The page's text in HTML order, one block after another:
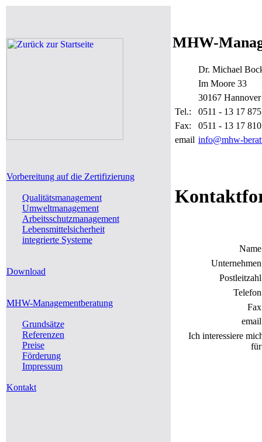
Vorbereitung auf die Zertifizierung
Qualitätsmanagement
Umweltmanagement
Arbeitsschutzmanagement
Lebensmittelsicherheit
integrierte Systeme
Download
MHW-Managementberatung
Grundsätze
Referenzen
Preise
Förderung
Impressum
Kontakt
MHW-
Dr. Michael
Im Moore 33
30167 Hannover
Tel.:
0511 - 13 17 875
Fax:
0511 - 13 17 810
email info@mhw-
Ich interessiere